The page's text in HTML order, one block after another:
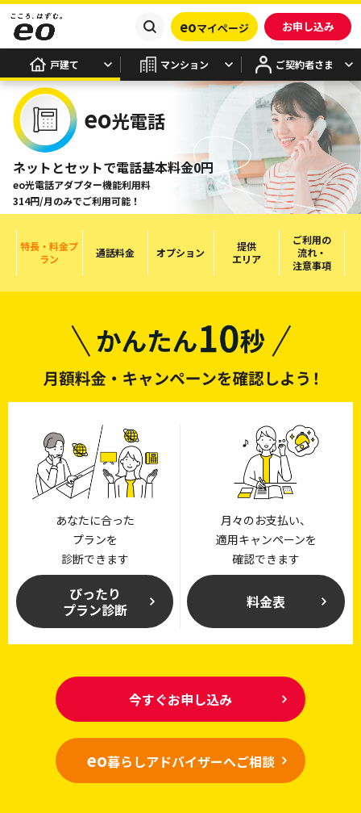
eoマイページ お申し込み
戸建て マンション ご契約者さま
eo光電話
ネットとセットで電話基本料金0円
eo光電話アダプター機能利用料
314円/月のみでご利用可能！
特長・料金プ
ラン
通話料金 オプション
提供
エリア
ご利用の
流れ・
注意事項
あなたに合った
プランを
診断できます
ぴったり
プラン診断
月々のお支払い、
適用キャンペーンを
確認できます
料金表
今すぐお申し込み
eo暮らしアドバイザーへご相談